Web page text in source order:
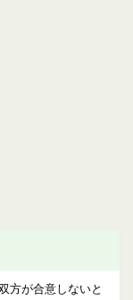
方が合意しないと